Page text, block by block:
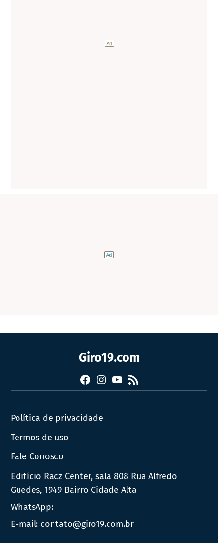
Giro19.com
Facebook
Instagram
YouTube
RSS
Política de privacidade
Termos de uso
Fale Conosco
Edifício Racz Center, sala 808 Rua Alfredo
Guedes, 1949 Bairro Cidade Alta
WhatsApp:
E-mail: contato@giro19.com.br